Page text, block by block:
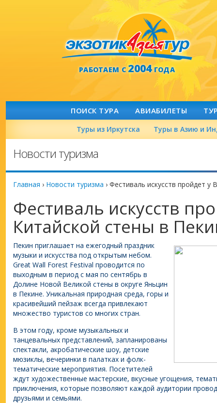
РАБОТАЕМ С2004ГОДА
ПОИСК ТУРА АВИАБИЛЕТЫ
Туры из Иркутска Туры в Азию и
Новости туризма
Главная › Новости туризма › Фестиваль искусств пройдет у
Фестиваль искусств
Китайской стены в
Пекин приглашает на ежегодный праздник
музыки и искусства под открытым небом.
Great Wall Forest Festival проводится по
выходным в период с мая по сентябрь в
Долине Новой Великой стены в округе Яньцин
в Пекине. Уникальная природная среда, горы и
красивейший пейзаж всегда привлекают
множество туристов со многих стран.
В этом году, кроме музыкальных и
танцевальных представлений, запланированы
спектакли, акробатические шоу, детские
мюзиклы, вечеринки в палатках и фолк-
тематические мероприятия. Посетителей
ждут художественные мастерские, вкусные угощения,
приключения, которые позволяют каждой аудитории
друзьями и семьями.